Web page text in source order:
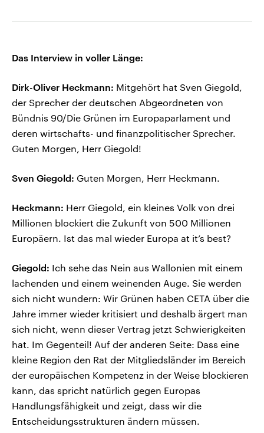
Das Interview in voller Länge:
Dirk-Oliver Heckmann: Mitgehört hat Sven Giegold,
der Sprecher der deutschen Abgeordneten von
Bündnis 90/Die Grünen im Europaparlament und
deren wirtschafts- und finanzpolitischer Sprecher.
Guten Morgen, Herr Giegold!
Sven Giegold: Guten Morgen, Herr Heckmann.
Heckmann: Herr Giegold, ein kleines Volk von drei
Millionen blockiert die Zukunft von 500 Millionen
Europäern. Ist das mal wieder Europa at it’s best?
Giegold: Ich sehe das Nein aus Wallonien mit einem
lachenden und einem weinenden Auge. Sie werden
sich nicht wundern: Wir Grünen haben CETA über die
Jahre immer wieder kritisiert und deshalb ärgert man
sich nicht, wenn dieser Vertrag jetzt Schwierigkeiten
hat. Im Gegenteil! Auf der anderen Seite: Dass eine
kleine Region den Rat der Mitgliedsländer im Bereich
der europäischen Kompetenz in der Weise blockieren
kann, das spricht natürlich gegen Europas
Handlungsfähigkeit und zeigt, dass wir die
Entscheidungsstrukturen ändern müssen.